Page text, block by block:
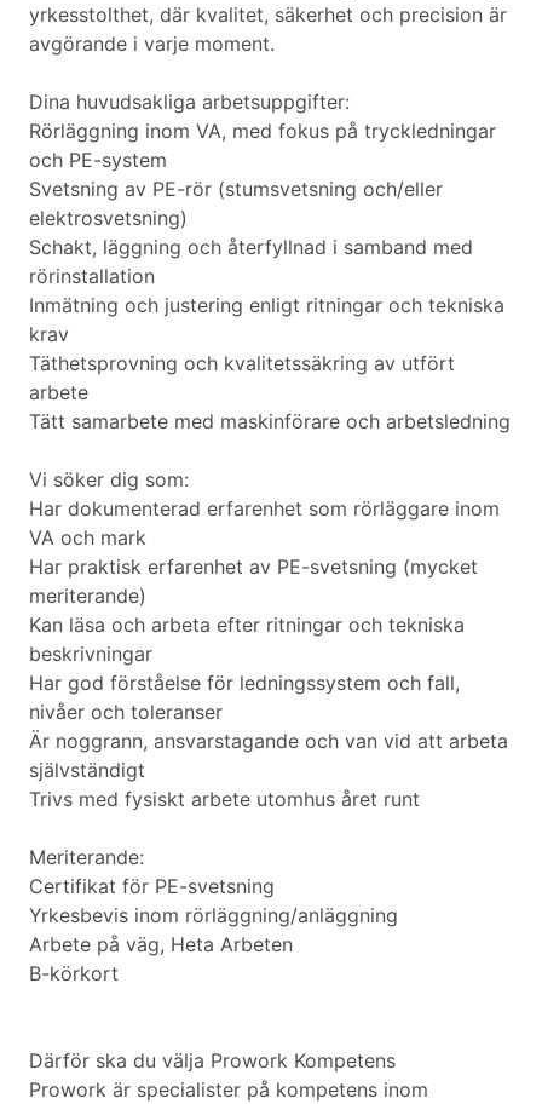
yrkesstolthet, där kvalitet, säkerhet och precision är
avgörande i varje moment.
Dina huvudsakliga arbetsuppgifter:
Rörläggning inom VA, med fokus på tryckledningar
och PE-system
Svetsning av PE-rör (stumsvetsning och/eller
elektrosvetsning)
Schakt, läggning och återfyllnad i samband med
rörinstallation
Inmätning och justering enligt ritningar och tekniska
krav
Täthetsprovning och kvalitetssäkring av utfört
arbete
Tätt samarbete med maskinförare och arbetsledning
Vi söker dig som:
Har dokumenterad erfarenhet som rörläggare inom
VA och mark
Har praktisk erfarenhet av PE-svetsning (mycket
meriterande)
Kan läsa och arbeta efter ritningar och tekniska
beskrivningar
Har god förståelse för ledningssystem och fall,
nivåer och toleranser
Är noggrann, ansvarstagande och van vid att arbeta
självständigt
Trivs med fysiskt arbete utomhus året runt
Meriterande:
Certifikat för PE-svetsning
Yrkesbevis inom rörläggning/anläggning
Arbete på väg, Heta Arbeten
B-körkort
Därför ska du välja Prowork Kompetens
Prowork är specialister på kompetens inom